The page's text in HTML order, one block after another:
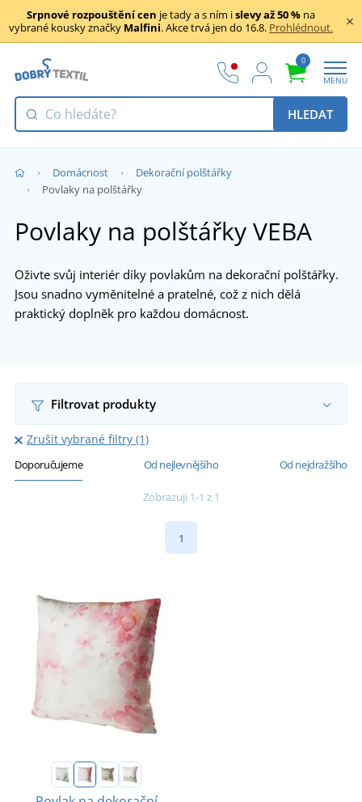
Srpnové rozpouštění cen je tady a s ním islevy až 50 % na
vybrané kousky značky Malfini. Akce trvá jen do 16.8. Prohlédnout.
0
MENU
HLEDAT
Domácnost
Dekorační polštářky
Povlaky na polštářky
Povlaky na polštářky VEBA
Oživte svůj interiér díky povlakům na dekorační polštářky.
Jsou snadno vyměnitelné a pratelné, což z nich dělá
praktický doplněk pro každou domácnost.
Filtrovat produkty
Zrušit vybrané filtry (1)
Doporučujeme Od nejlevnějšího Od nejdražšího
Zobrazuji 1-1 z 1
1